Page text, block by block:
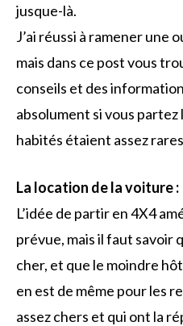
jusque-là.
J’ai réussi à ramener une
mais dans ce post vous
conseils et des
absolument si vous partez
habités étaient assez
La location de la voiture :
L’idée de partir en 4X4
prévue, mais il faut savoir
cher, et que le moindre
en est de même pour les
assez chers et qui ont la